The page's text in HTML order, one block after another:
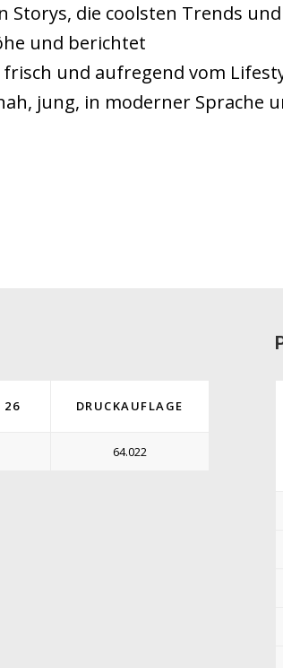
Storys, die coolsten Trends
und berichtet
frisch und aufregend vom
jung, in moderner Sprache
26 DRUCKAUFLAGE
64.022